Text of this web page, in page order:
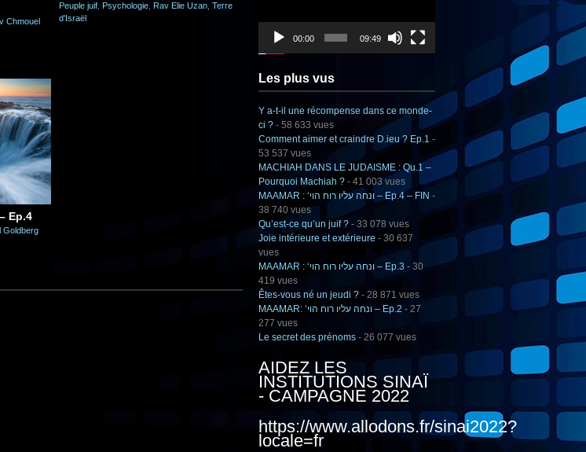
Chmouel
Peuple juif Psychologie Rav Elie Uzan Terre
d'Israël
Ep.4
Goldberg
00:00 09:49
Les plus vus
Y a-t-il une récompense dans ce monde-
ci ? - 58 633 vues
Comment aimer et craindre D.ieu ? Ep.1 -
53 537 vues
MACHIAH DANS LE JUDAISME : Qu.1 –
Pourquoi Machiah ? - 41 003 vues
MAAMAR : ‘ונחה עליו רוח הוי – Ep.4 – FIN -
38 740 vues
Qu’est-ce qu’un juif ? - 33 078 vues
Joie intérieure et extérieure - 30 637
vues
MAAMAR : ‘ונחה עליו רוח הוי – Ep.3 - 30
419 vues
Êtes-vous né un jeudi ? - 28 871 vues
MAAMAR: ‘ונחה עליו רוח הוי – Ep.2 - 27
277 vues
Le secret des prénoms - 26 077 vues
AIDEZ LES
INSTITUTIONS SINAÏ
- CAMPAGNE 2022
https://www.allodons.fr/sinai2022?
locale=fr